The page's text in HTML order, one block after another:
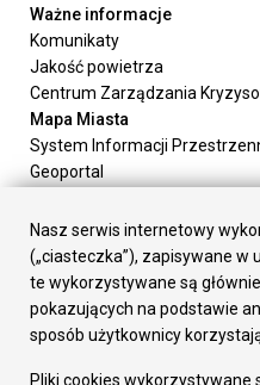
Ważne informacje
Komunikaty
Jakość powietrza
Centrum Zarządzania
Mapa Miasta
System Informacji
Geoportal
Załatw sprawę
Prezydent Miasta
Rada Miasta
Wydziały
Elektroniczna Skrzynka
Nasz serwis internetowy
(„ciasteczka”), zapisywane w
te wykorzystywane są
pokazujących na podstawie
sposób użytkownicy
Pliki cookies